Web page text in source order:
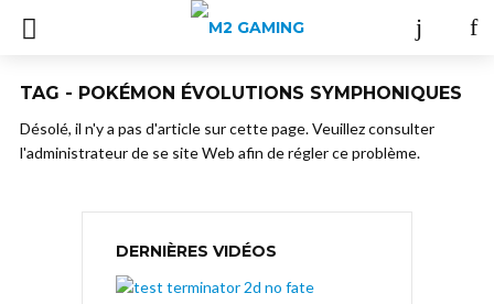
TAG - POKÉMON ÉVOLUTIONS SYMPHONIQUES
Désolé, il n'y a pas d'article sur cette page. Veuillez consulter
l'administrateur de se site Web afin de régler ce problème.
DERNIÈRES VIDÉOS